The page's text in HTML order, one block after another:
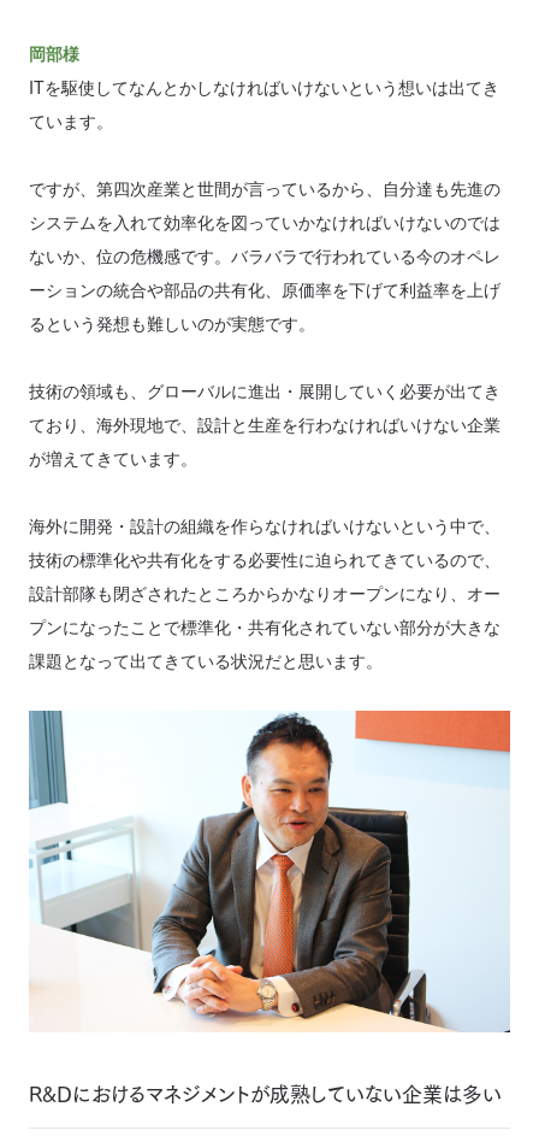
岡部様
ITを駆使してなんとかしなければいけないという想いは出てき
ています。
ですが、第四次産業と世間が言っているから、自分達も先進の
システムを入れて効率化を図っていかなければいけないのでは
ないか、位の危機感です。バラバラで行われている今のオペレ
ーションの統合や部品の共有化、原価率を下げて利益率を上げ
るという発想も難しいのが実態です。
技術の領域も、グローバルに進出・展開していく必要が出てき
ており、海外現地で、設計と生産を行わなければいけない企業
が増えてきています。
海外に開発・設計の組織を作らなければいけないという中で、
技術の標準化や共有化をする必要性に迫られてきているので、
設計部隊も閉ざされたところからかなりオープンになり、オー
プンになったことで標準化・共有化されていない部分が大きな
課題となって出てきている状況だと思います。
R&Dにおけるマネジメントが成熟していない企業は多い